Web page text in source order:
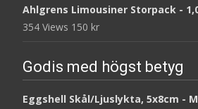
Ahlgrens Limousiner Storpack -
354 Views 150 kr
Godis med högst betyg
Eggshell Skål/Ljuslykta, 5x8cm -